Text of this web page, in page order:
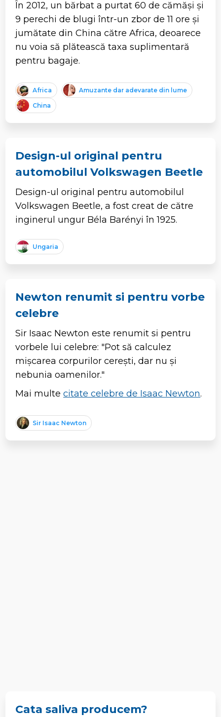
În 2012, un bărbat a purtat 60 de cămăși și
9 perechi de blugi într-un zbor de 11 ore și
jumătate din China către Africa, deoarece
nu voia să plătească taxa suplimentară
pentru bagaje.
Africa Amuzante dar adevarate din lume
China
Design-ul original pentru
automobilul Volkswagen Beetle
Design-ul original pentru automobilul
Volkswagen Beetle, a fost creat de către
inginerul ungur Béla Barényi în 1925.
Ungaria
Newton renumit si pentru vorbe
celebre
Sir Isaac Newton este renumit si pentru
vorbele lui celebre: "Pot să calculez
mişcarea corpurilor cereşti, dar nu şi
nebunia oamenilor."
Mai multecitate celebre de Isaac Newton.
Sir Isaac Newton
Cata saliva producem?